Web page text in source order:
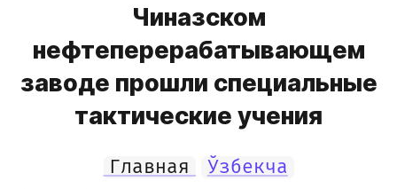
Чиназском
нефтеперерабатывающем
заводе прошли специальные
тактические учения
Главная Ўзбекча